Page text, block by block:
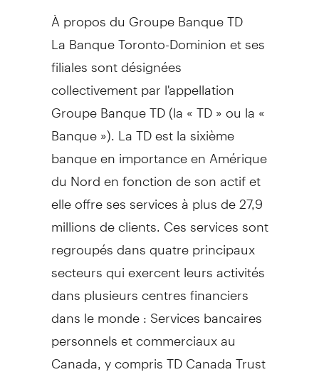
À propos du Groupe Banque TD
La Banque Toronto-Dominion et ses
filiales sont désignées
collectivement par l'appellation
Groupe Banque TD (la « TD » ou la «
Banque »). La TD est la sixième
banque en importance en Amérique
du Nord en fonction de son actif et
elle offre ses services à plus de 27,9
millions de clients. Ces services sont
regroupés dans quatre principaux
secteurs qui exercent leurs activités
dans plusieurs centres financiers
dans le monde : Services bancaires
personnels et commerciaux au
Canada , y compris TD Canada Trust